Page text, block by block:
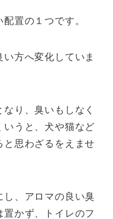
置の１つです。
方へ変化していま
り、臭いもしなく
いうと、犬や猫など
と思わざるをえませ
し、アロマの良い臭
かず、トイレのフ